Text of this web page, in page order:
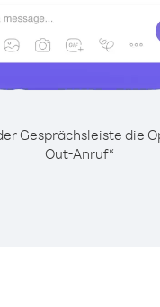
Gesprächsleiste die
Out-Anruf“